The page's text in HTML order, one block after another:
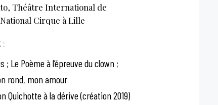
Théâtre International de
Cirque à Lille
:
Le Poème à l’épreuve du clown ;
rond, mon amour
Quichotte à la dérive (création 2019)